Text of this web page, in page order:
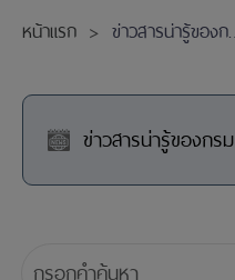
หน้าแรก ข่าวสารน่ารู้ของกรม
ข่าวสารน่ารู้ของกรม